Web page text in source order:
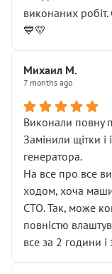
виконаних
💙💛
Михаил М.
7 months ago
Виконали повну
Замінили щітки і
генератора.
На все про все
ходом, хоча
СТО. Так, може
повністю
все за 2 години